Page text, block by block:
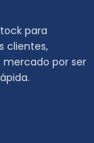
para
clientes,
por ser